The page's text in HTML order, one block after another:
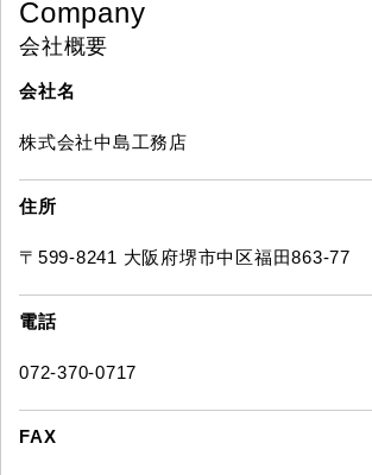
Company
会社概要
会社名
株式会社中島工務店
住所
〒599-8241 大阪府堺市中区福田863-77
電話
072-370-0717
FAX